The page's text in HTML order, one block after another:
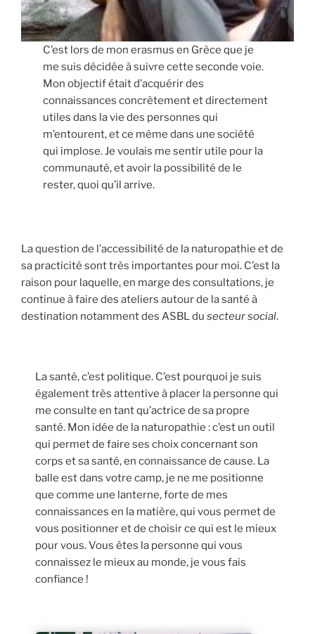
C’est lors de mon erasmus en Grèce que je
me suis décidée à suivre cette seconde voie.
Mon objectif était d’acquérir des
connaissances concrètement et directement
utiles dans la vie des personnes qui
m’entourent, et ce même dans une société
qui implose. Je voulais me sentir utile pour la
communauté, et avoir la possibilité de le
rester, quoi qu’il arrive.
La question de l’accessibilité de la naturopathie et de
sa practicité sont très importantes pour moi. C’est la
raison pour laquelle, en marge des consultations, je
continue à faire des ateliers autour de la santé à
destination notamment des ASBL du secteur social.
La santé, c’est politique. C’est pourquoi je suis
également très attentive à placer la personne qui
me consulte en tant qu’actrice de sa propre
santé. Mon idée de la naturopathie : c’est un outil
qui permet de faire ses choix concernant son
corps et sa santé, en connaissance de cause. La
balle est dans votre camp, je ne me positionne
que comme une lanterne, forte de mes
connaissances en la matière, qui vous permet de
vous positionner et de choisir ce qui est le mieux
pour vous. Vous êtes la personne qui vous
connaissez le mieux au monde, je vous fais
confiance !